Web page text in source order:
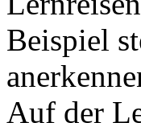
Beispiel
Auf der